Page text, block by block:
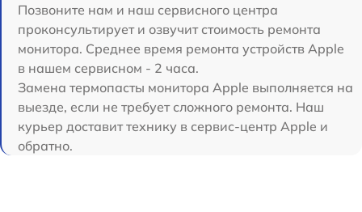
Позвоните нам и наш сервисного центра
проконсультирует и озвучит стоимость ремонта
монитора. Среднее время ремонта устройств Apple
в нашем сервисном - 2 часа.
Замена термопасты монитора Apple выполняется на
выезде, если не требует сложного ремонта. Наш
курьер доставит технику в сервис-центр Apple и
обратно.